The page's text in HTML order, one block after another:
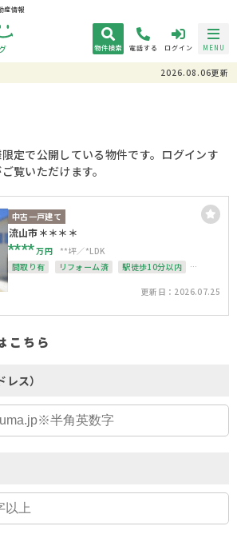
産情報
物件検索 電話する ログイン MENU
2026.08.06更新
定で公開している物件です。ログインす
覧いただけます。
中古一戸建て
流山市＊＊＊＊
****万円 **坪
*LDK
間取り有
リフォーム済
駅徒歩10分以内
更新日：2026.07.25
こちら
ス）